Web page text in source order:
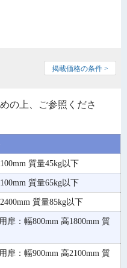
掲載価格の条件 >
の上、ご参照くださ
質量45kg以下
質量65kg以下
質量85kg以下
扉：幅800mm 高1800mm 質
扉：幅900mm 高2100mm 質